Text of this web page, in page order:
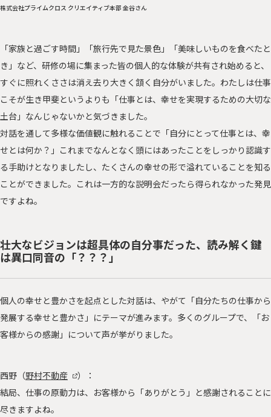
株式会社プライムクロス クリエイティブ本部 金谷さん
「家族と過ごす時間」「旅行先で見た景色」「美味しいものを食べたと
き」など、研修の場に集まった皆の個人的な体験が共有され始めると、
すぐに照れくささは消え去り大きく頷く自分がいました。わたしは仕事
こそが生き甲斐というよりも「仕事とは、幸せを実現するための大切な
土台」なんじゃないかと気づきました。
対話を通して多様な価値観に触れることで「自分にとって仕事とは、幸
せとは何か？」これまでなんとなく頭にはあったことをしっかり認識す
る手助けとなりましたし、たくさんの幸せの形で溢れていることを知る
ことができました。これは一方的な説明会だったら得られなかった発見
ですよね。
壮大なビジョンは超具体の自分事だった、読み解く鍵
は異口同音の「？？？」
個人の幸せと豊かさを起点とした対話は、やがて「自分たちの仕事から
発展する幸せと豊かさ」にテーマが進みます。多くのグループで、「お
客様からの感謝」について声が挙がりました。
西野（野村不動産
）：
結局、仕事の原動力は、お客様から「ありがとう」と感謝されることに
尽きますよね。